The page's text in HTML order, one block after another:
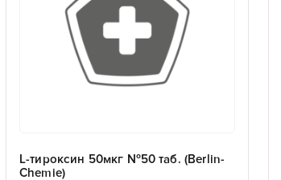
L-тироксин 50мкг №50 таб. (Berlin-
Chemie)